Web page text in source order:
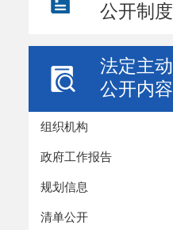
公开制度
法定主动
公开内容
组织机构
政府工作报告
规划信息
清单公开